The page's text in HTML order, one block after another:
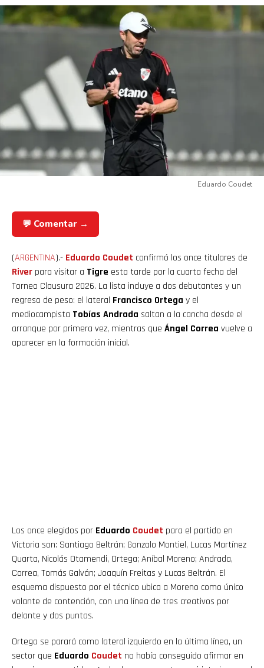
Eduardo Coudet
💬 Comentar →
(ARGENTINA).- Eduardo Coudet confirmó los once titulares de
River para visitar a Tigre esta tarde por la cuarta fecha del
Torneo Clausura 2026. La lista incluye a dos debutantes y un
regreso de peso: el lateral Francisco Ortega y el
mediocampista Tobías Andrada saltan a la cancha desde el
arranque por primera vez, mientras que Ángel Correa vuelve a
aparecer en la formación inicial.
Los once elegidos por Eduardo Coudet para el partido en
Victoria son: Santiago Beltrán; Gonzalo Montiel, Lucas Martínez
Quarta, Nicolás Otamendi, Ortega; Aníbal Moreno; Andrada,
Correa, Tomás Galván; Joaquín Freitas y Lucas Beltrán. El
esquema dispuesto por el técnico ubica a Moreno como único
volante de contención, con una línea de tres creativos por
delante y dos puntas.
Ortega se parará como lateral izquierdo en la última línea, un
sector que Eduardo Coudet no había conseguido afirmar en